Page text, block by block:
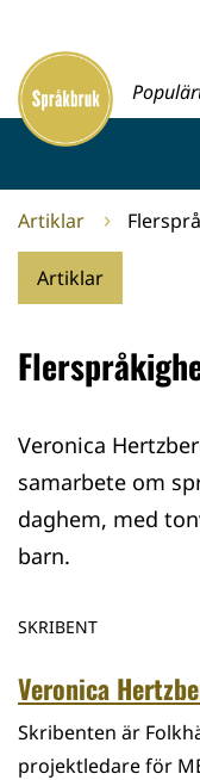
innehållet
Framsida
Artiklar
Artiklar
Veronica
samarbete om
daghem, med
barn.
SKRIBENT
Veronica
Skribenten är
projektledare för